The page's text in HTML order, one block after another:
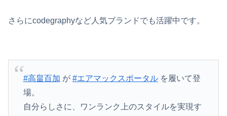
さらにcodegraphyなど人気ブランドでも活躍中です。
#高畠百加 が #エアマックスポータルを履いて登
場。
自分らしさに、ワンランク上のスタイルを実現す